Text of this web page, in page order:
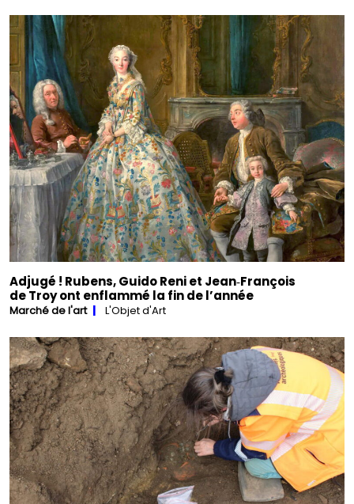
Adjugé ! Rubens, Guido Reni et Jean‑François
de Troy ont enflammé la fin de l’année
Marché de l'art L'Objet d'Art